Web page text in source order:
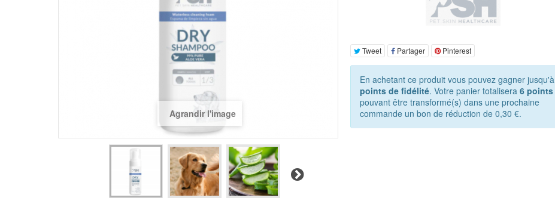
Agrandir l'image
Suivant
Tweet Partager Pinterest
En achetant ce produit vous pouvez gagner jusqu'à
points de fidélité. Votre panier totalisera 6points
pouvant être transformé(s) dans une prochaine
commande un bon de réduction de 0,30 €.